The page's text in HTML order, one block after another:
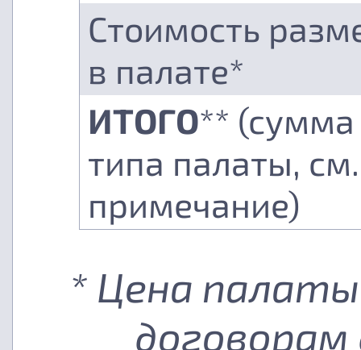
Стоимость
в палате*
ИТОГО** (сумма
типа палаты, см.
примечание)
* Цена
договорам